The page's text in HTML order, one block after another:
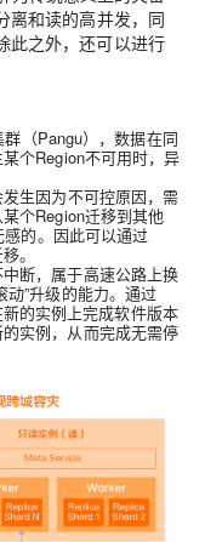
离和读的高并发，同
此之外，还可以进行
（Pangu），数据在同
个Region不可用时，异
生因为不可控原因，需
个Region迁移到其他
的。因此可以通过
。
断，属于高速公路上换
动”升级的能力。通过
的实例上完成软件版本
实例，从而完成无需停